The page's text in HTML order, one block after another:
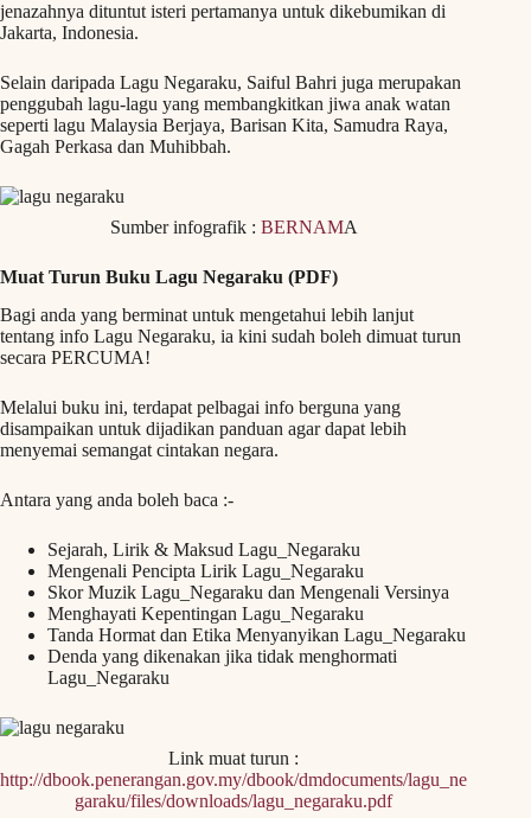
jenazahnya dituntut isteri pertamanya untuk dikebumikan di
Jakarta, Indonesia.
Selain daripada Lagu Negaraku, Saiful Bahri juga merupakan
penggubah lagu-lagu yang membangkitkan jiwa anak watan
seperti lagu Malaysia Berjaya, Barisan Kita, Samudra Raya,
Gagah Perkasa dan Muhibbah.
Sumber infografik : BERNAMA
Muat Turun Buku Lagu Negaraku (PDF)
Bagi anda yang berminat untuk mengetahui lebih lanjut
tentang info Lagu Negaraku, ia kini sudah boleh dimuat turun
secara PERCUMA!
Melalui buku ini, terdapat pelbagai info berguna yang
disampaikan untuk dijadikan panduan agar dapat lebih
menyemai semangat cintakan negara.
Antara yang anda boleh baca :-
Sejarah, Lirik & Maksud Lagu_Negaraku
Mengenali Pencipta Lirik Lagu_Negaraku
Skor Muzik Lagu_Negaraku dan Mengenali Versinya
Menghayati Kepentingan Lagu_Negaraku
Tanda Hormat dan Etika Menyanyikan Lagu_Negaraku
Denda yang dikenakan jika tidak menghormati
Lagu_Negaraku
Link muat turun :
http://dbook.penerangan.gov.my/dbook/dmdocuments/lagu_ne
garaku/files/downloads/lagu_negaraku.pdf